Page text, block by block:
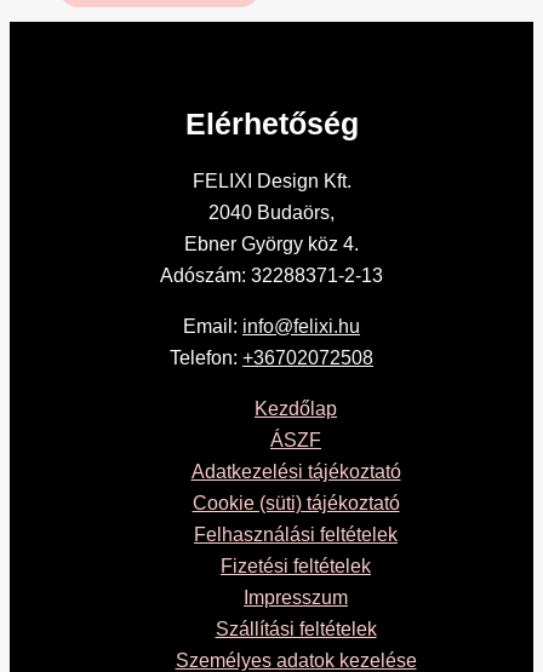
Elérhetőség
FELIXI Design Kft.
2040 Budaörs,
Ebner György köz 4.
Adószám: 32288371-2-13
Email: info@felixi.hu
Telefon: +36702072508
Kezdőlap
ÁSZF
Adatkezelési tájékoztató
Cookie (süti) tájékoztató
Felhasználási feltételek
Fizetési feltételek
Impresszum
Szállítási feltételek
Személyes adatok kezelése